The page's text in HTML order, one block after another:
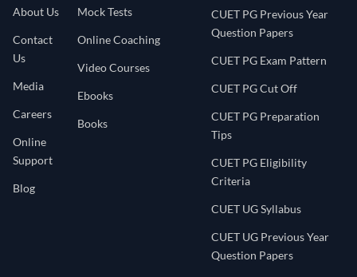
About Us
Contact
Us
Media
Careers
Online
Support
Blog
Mock Tests
Online Coaching
Video Courses
Ebooks
Books
CUET PG Previous Year
Question Papers
CUET PG Exam Pattern
CUET PG Cut Off
CUET PG Preparation
Tips
CUET PG Eligibility
Criteria
CUET UG Syllabus
CUET UG Previous Year
Question Papers